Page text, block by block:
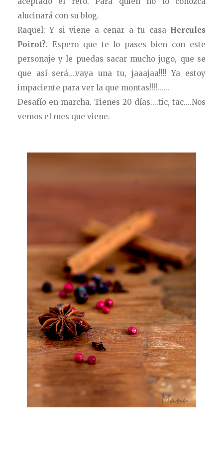
alucinará con su blog.
Raquel: Y si viene a cenar a tu casa Hercules
Poirot?. Espero que te lo pases bien con este
personaje y le puedas sacar mucho jugo, que se
que así será....vaya una tu, jaaajaa!!!! Ya estoy
impaciente para ver la que montas!!!!......
Desafío en marcha. Tienes 20 días....tic, tac....Nos
vemos el mes que viene.